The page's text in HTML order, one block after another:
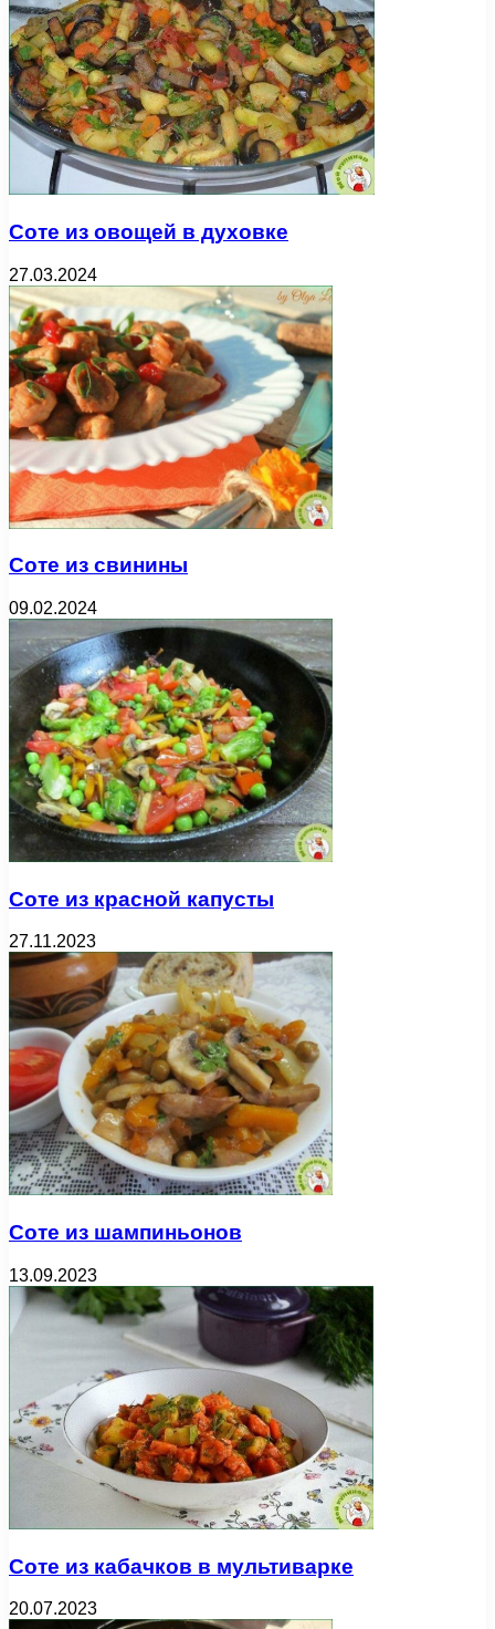
Соте из овощей в духовке
27.03.2024
Соте из свинины
09.02.2024
Соте из красной капусты
27.11.2023
Соте из шампиньонов
13.09.2023
Соте из кабачков в мультиварке
20.07.2023